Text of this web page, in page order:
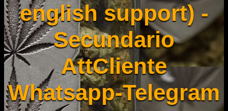
english support) -
Secundario
AttCliente
Whatsapp-Telegram